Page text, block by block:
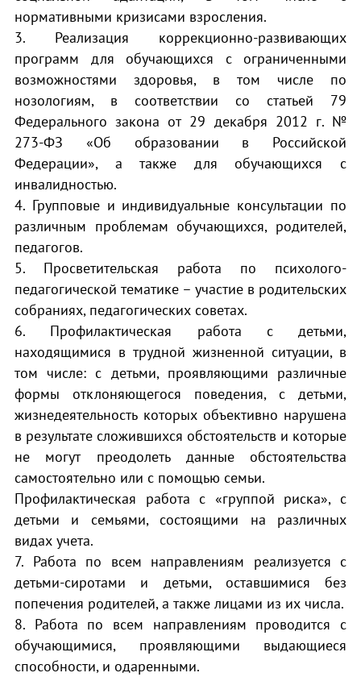
нормативными кризисами взросления.
3. Реализация коррекционно-развивающих
программ для обучающихся с ограниченными
возможностями здоровья, в том числе по
нозологиям, в соответствии со статьей 79
Федерального закона от 29 декабря 2012 г. №
273-ФЗ «Об образовании в Российской
Федерации», а также для обучающихся с
инвалидностью.
4. Групповые и индивидуальные консультации по
различным проблемам обучающихся, родителей,
педагогов.
5. Просветительская работа по психолого-
педагогической тематике – участие в родительских
собраниях, педагогических советах.
6. Профилактическая работа с детьми,
находящимися в трудной жизненной ситуации, в
том числе: с детьми, проявляющими различные
формы отклоняющегося поведения, с детьми,
жизнедеятельность которых объективно нарушена
в результате сложившихся обстоятельств и которые
не могут преодолеть данные обстоятельства
самостоятельно или с помощью семьи.
Профилактическая работа с «группой риска», с
детьми и семьями, состоящими на различных
видах учета.
7. Работа по всем направлениям реализуется с
детьми-сиротами и детьми, оставшимися без
попечения родителей, а также лицами из их числа.
8. Работа по всем направлениям проводится с
обучающимися, проявляющими выдающиеся
способности, и одаренными.